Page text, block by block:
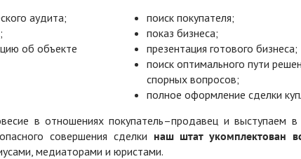
аудита;
об объекте
поиск покупателя;
показ бизнеса;
презентация готового бизнеса;
поиск оптимального пути
спорных вопросов;
полное оформление сделки
в отношениях покупатель–продавец и выступаем в
совершения сделки наш штат укомплектован
медиаторами и юристами.